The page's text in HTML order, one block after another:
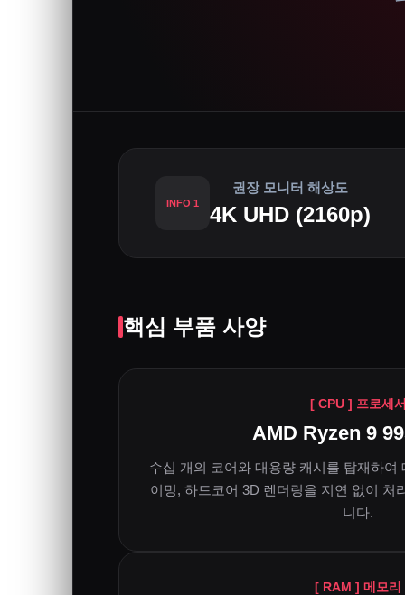
INFO 1
권장 모니터 해상도
4K UHD (2160p)
핵심 부품 사양
[ CPU ] 프로세
AMD Ryzen 9
수십 개의 코어와 대용량 캐시를 탑재하여
이밍, 하드코어 3D 렌더링을 지연 없이 처
니다.
[ RAM ] 메모리